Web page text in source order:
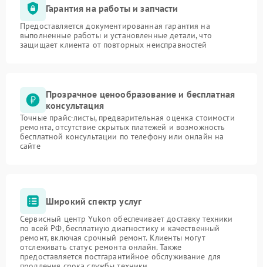
Гарантия на работы и запчасти
Предоставляется документированная гарантия на
выполненные работы и установленные детали, что
защищает клиента от повторных неисправностей
Прозрачное ценообразование и бесплатная
консультация
Точные прайс-листы, предварительная оценка стоимости
ремонта, отсутствие скрытых платежей и возможность
бесплатной консультации по телефону или онлайн на
сайте
Широкий спектр услуг
Сервисный центр Yukon обеспечивает доставку техники
по всей РФ, бесплатную диагностику и качественный
ремонт, включая срочный ремонт. Клиенты могут
отслеживать статус ремонта онлайн. Также
предоставляется постгарантийное обслуживание для